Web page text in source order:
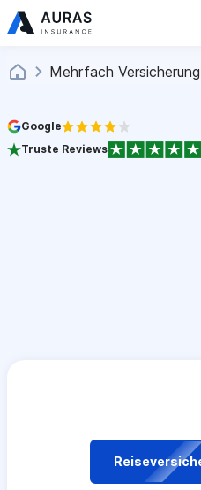
Mehrfach Versicherung
Google
Truste Reviews